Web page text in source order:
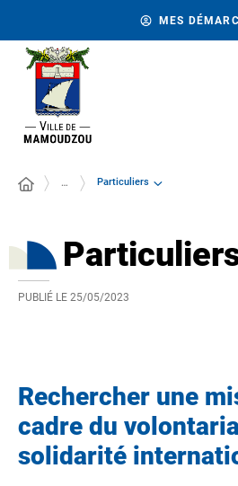
MES
… Particuliers
PUBLIÉ LE 25/05/2023
Rechercher une
cadre du
solidarité